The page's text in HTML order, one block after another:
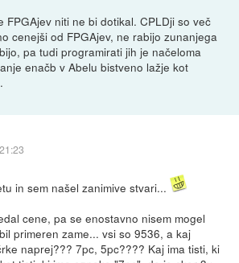
FPGAjev niti ne bi dotikal. CPLDji so več
cenejši od FPGAjev, ne rabijo zunanjega
pa tudi programirati jih je načeloma
enačb v Abelu bistveno lažje kot
in sem našel zanimive stvari...
cene, pa se enostavno nisem mogel
primeren zame... vsi so 9536, a kaj
naprej??? 7pc, 5pc???? Kaj ima tisti, ki